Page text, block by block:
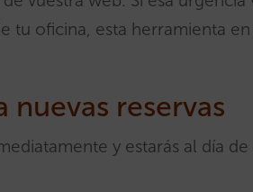
tu oficina, esta herramienta
nuevas reservas
y estarás al día